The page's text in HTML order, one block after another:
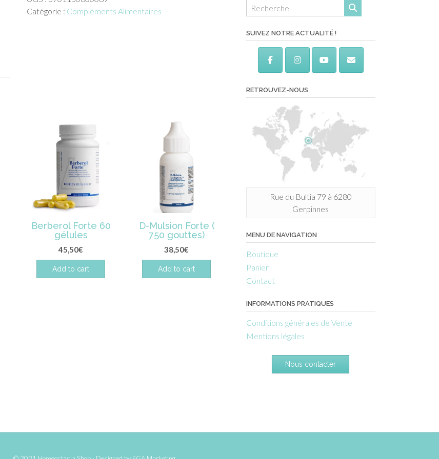
60
Catégorie : Compléments Alimentaires
Berberol Forte 60
gélules
45,50€
Add to cart
D-Mulsion Forte (
750 gouttes)
38,50€
Add to cart
SUIVEZ NOTRE ACTUALITÉ !
RETROUVEZ-NOUS
Rue du Bultia 79 à 6280
Gerpinnes
MENU DE NAVIGATION
Boutique
Panier
Contact
INFORMATIONS PRATIQUES
Conditions générales de Vente
Mentions légales
Nous contacter